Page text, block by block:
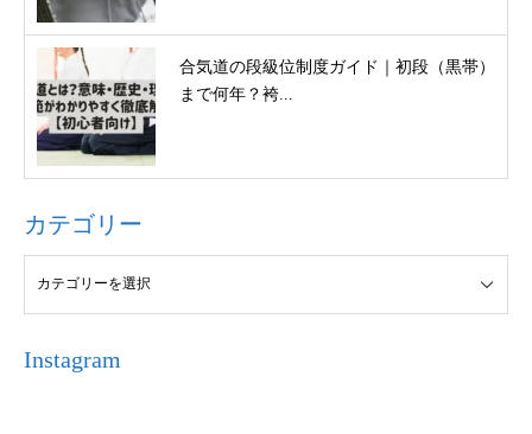
合気道の段級位制度ガイド｜初段（黒帯）
まで何年？袴...
カテゴリー
Instagram